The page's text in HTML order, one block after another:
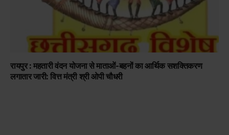
रायपुर : महतारी वंदन योजना से माताओं-बहनों का आर्थिक सशक्तिकरण
लगातार जारी: वित्त मंत्री श्री ओपी चौधरी